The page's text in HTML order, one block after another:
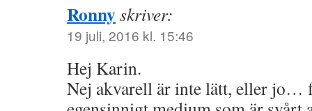
Ronnyskriver:
19 juli, 2016 kl. 15:46
Hej Karin.
Nej akvarell är inte lätt, eller jo…